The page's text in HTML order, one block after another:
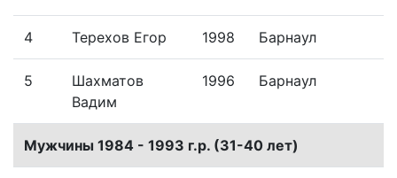
4 Терехов Егор 1998 Барнаул
5
Шахматов
Вадим
1996 Барнаул
Мужчины 1984 - 1993 г.р. (31-40 лет)